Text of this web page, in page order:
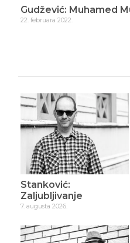
Gudžević: Muhamed
22. februara 2022.
Stanković:
Zaljubljivanje
7. augusta 2026.